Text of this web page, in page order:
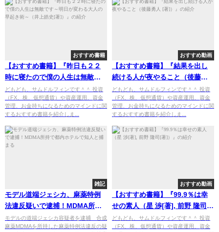
おすすめ書籍
【おすすめ書籍】『昨日も２２
時に寝たので僕の人生は無敵で
す～明日が変わる大人の早起き
術～（井上皓史[著]）』の紹介
どもども、サムドルフィンです＾＾ 投資
（FX、株、仮想通貨）や資産運用、資金
管理、お金持ちになるためのマインドに関
するおすすめ書籍を紹介しま...
おすすめ動画
【おすすめ書籍】『結果を出し
続ける人が夜やること（後藤勇
人 [著]）』の紹介
どもども、サムドルフィンです＾＾ 投資
（FX、株、仮想通貨）や資産運用、資金
管理、お金持ちになるためのマインドに関
するおすすめ書籍を紹介しま...
雑記
モデル道端ジェシカ、麻薬特例
法違反疑いで逮捕！MDMA所持
で都内ホテルで知人と捕まる
モデルの道端ジェシカ容疑者を逮捕 合成
麻薬MDMAを所持した麻薬特例法違反の疑
おすすめ動画
【おすすめ書籍】『99.9％は幸
せの素人（星 渉[著], 前野 隆司
[著]）』の紹介
どもども、サムドルフィンです＾＾ 投資
（FX、株、仮想通貨）や資産運用、資金